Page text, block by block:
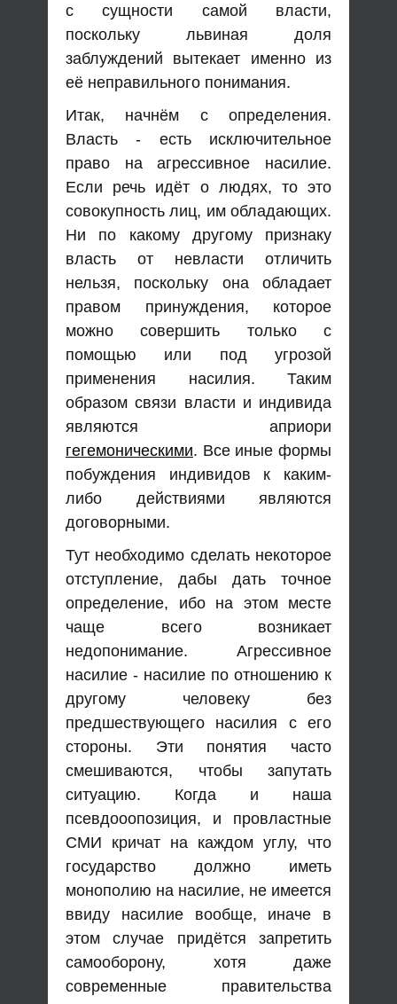
с сущности самой власти,
поскольку львиная доля
заблуждений вытекает именно из
её неправильного понимания.
Итак, начнём с определения.
Власть - есть исключительное
право на агрессивное насилие.
Если речь идёт о людях, то это
совокупность лиц, им обладающих.
Ни по какому другому признаку
власть от невласти отличить
нельзя, поскольку она обладает
правом принуждения, которое
можно совершить только с
помощью или под угрозой
применения насилия. Таким
образом связи власти и индивида
являются априори
гегемоническими. Все иные формы
побуждения индивидов к каким-
либо действиями являются
договорными.
Тут необходимо сделать некоторое
отступление, дабы дать точное
определение, ибо на этом месте
чаще всего возникает
недопонимание. Агрессивное
насилие - насилие по отношению к
другому человеку без
предшествующего насилия с его
стороны. Эти понятия часто
смешиваются, чтобы запутать
ситуацию. Когда и наша
псевдооопозиция, и провластные
СМИ кричат на каждом углу, что
государство должно иметь
монополию на насилие, не имеется
ввиду насилие вообще, иначе в
этом случае придётся запретить
самооборону, хотя даже
современные правительства